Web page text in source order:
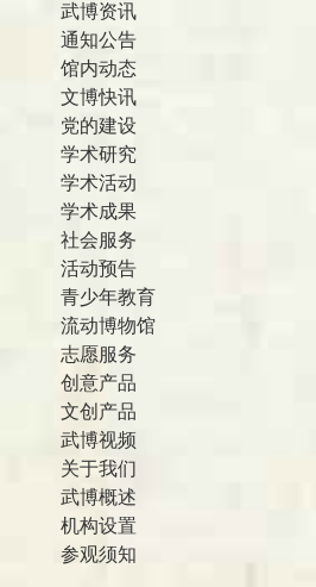
武博资讯
通知公告
馆内动态
文博快讯
党的建设
学术研究
学术活动
学术成果
社会服务
活动预告
青少年教育
流动博物馆
志愿服务
创意产品
文创产品
武博视频
关于我们
武博概述
机构设置
参观须知